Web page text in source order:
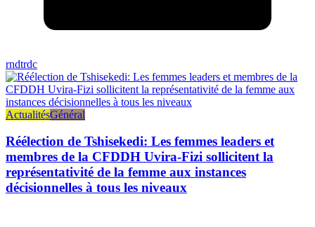
rndtrdc
ActualitésGénéral
Réélection de Tshisekedi: Les femmes leaders et
membres de la CFDDH Uvira-Fizi sollicitent la
représentativité de la femme aux instances
décisionnelles à tous les niveaux